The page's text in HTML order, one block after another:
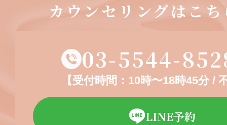
カウンセリングはこ
03-5544-
【受付時間：10時〜18時45分 /
LINE予約